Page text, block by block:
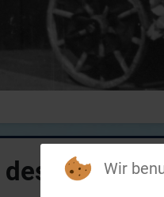
Heimat-
Wir